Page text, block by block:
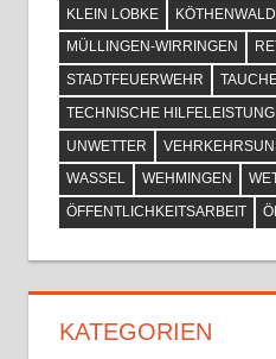
KLEIN LOBKE
KÖTHENWALD
MÜLLINGEN-WIRRINGEN
STADTFEUERWEHR
TECHNISCHE HILFELEISTUNG
UNWETTER
WASSEL
WEHMINGEN
ÖFFENTLICHKEITSARBEIT
KATEGORIEN